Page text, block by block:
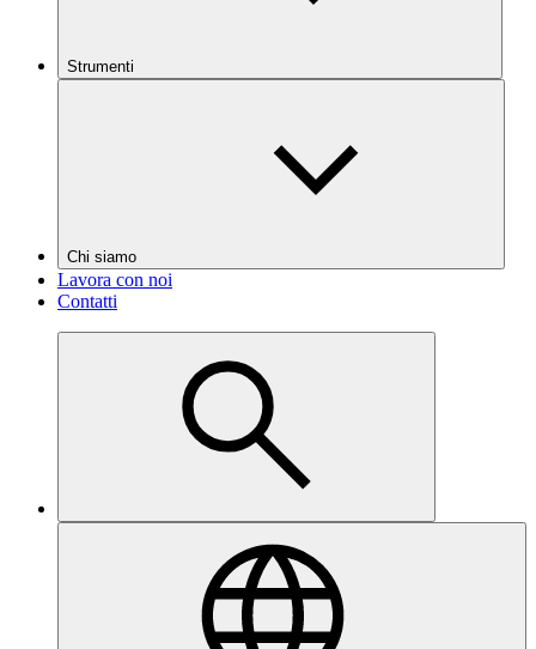
Strumenti
Chi siamo
Lavora con noi
Contatti